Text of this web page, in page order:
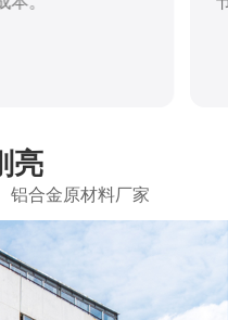
亮
铝合金原材料厂家